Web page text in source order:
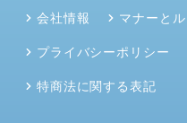
会社情報 マナーと
プライバシーポリシー
特商法に関する表記